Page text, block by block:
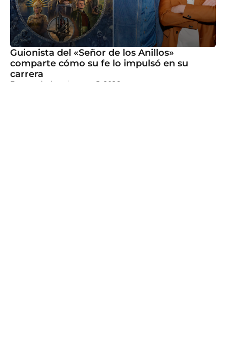
Guionista del «Señor de los Anillos»
comparte cómo su fe lo impulsó en su
carrera
Entretenimiento agosto 5, 2026